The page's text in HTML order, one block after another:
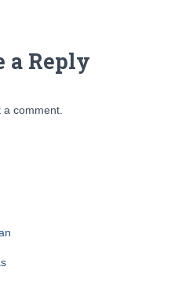
a Reply
a comment.